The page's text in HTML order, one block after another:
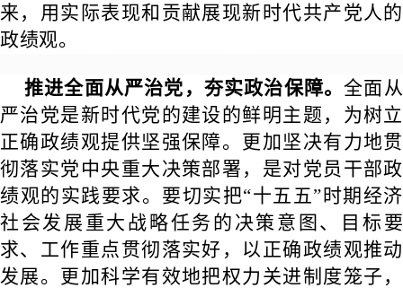
来，用实际表现和贡献展现新时代共产党人的
政绩观。
推进全面从严治党，夯实政治保障。全面从
严治党是新时代党的建设的鲜明主题，为树立
正确政绩观提供坚强保障。更加坚决有力地贯
彻落实党中央重大决策部署，是对党员干部政
绩观的实践要求。要切实把“十五五”时期经济
社会发展重大战略任务的决策意图、目标要
求、工作重点贯彻落实好，以正确政绩观推动
发展。更加科学有效地把权力关进制度笼子，